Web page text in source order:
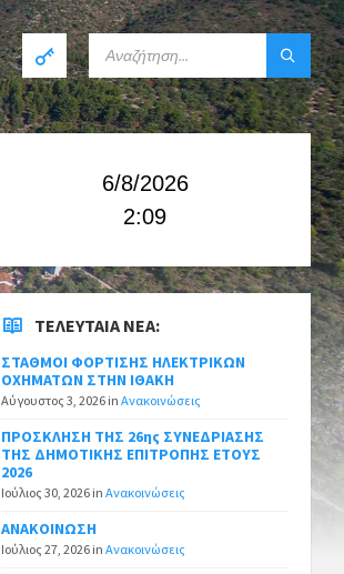
6/8/2026
2:09
ΤΕΛΕΥΤΑΊΑ ΝΈΑ:
ΣΤΑΘΜΟΙ ΦΟΡΤΙΣΗΣ ΗΛΕΚΤΡΙΚΩΝ
ΟΧΗΜΑΤΩΝ ΣΤΗΝ ΙΘΑΚΗ
Αύγουστος 3, 2026 inΑνακοινώσεις
ΠΡΟΣΚΛΗΣΗ ΤΗΣ 26ης ΣΥΝΕΔΡΙΑΣΗΣ
ΤΗΣ ΔΗΜΟΤΙΚΗΣ ΕΠΙΤΡΟΠΗΣ ΕΤΟΥΣ
2026
Ιούλιος 30, 2026 inΑνακοινώσεις
ΑΝΑΚΟΙΝΩΣΗ
Ιούλιος 27, 2026 inΑνακοινώσεις